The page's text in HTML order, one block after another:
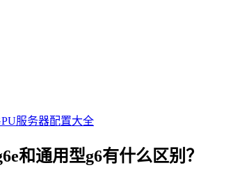
服务器配置大全
和通用型g6有什么区别？